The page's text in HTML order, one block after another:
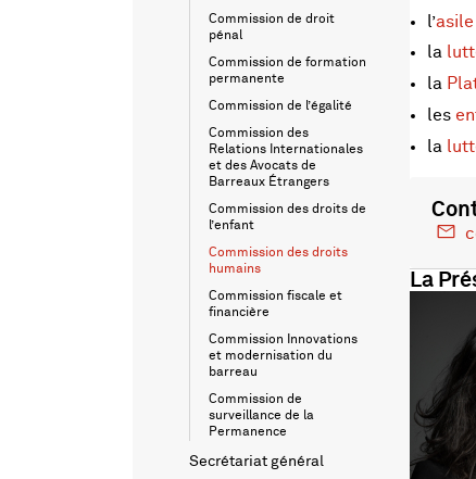
Commission de droit
pénal
Commission de formation
permanente
Commission de l’égalité
Commission des
Relations Internationales
et des Avocats de
Barreaux Étrangers
Commission des droits de
l’enfant
Commission des droits
humains
Commission fiscale et
financière
Commission Innovations
et modernisation du
barreau
Commission de
surveillance de la
Permanence
Secrétariat général
l’
la
la
les
la
La